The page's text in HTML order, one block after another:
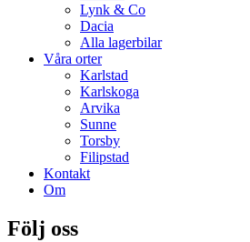
Lynk & Co
Dacia
Alla lagerbilar
Våra orter
Karlstad
Karlskoga
Arvika
Sunne
Torsby
Filipstad
Kontakt
Om
Följ oss